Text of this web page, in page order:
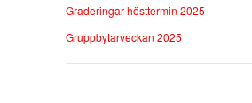
Graderingar hösttermin 2025
Gruppbytarveckan 2025